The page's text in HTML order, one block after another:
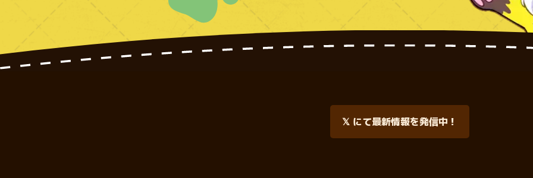
𝕏 にて最新情報を発信中！